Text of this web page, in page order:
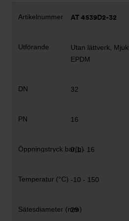
AT 4539D2-32
Utan lättverk,
EPDM
32
16
0,1 - 16
-10 - 150
29